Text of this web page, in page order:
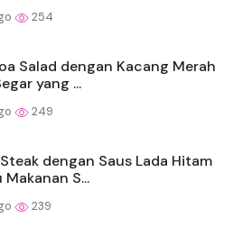
254
Salad dengan Kacang Merah
yang ...
249
dengan Saus Lada Hitam
S...
239